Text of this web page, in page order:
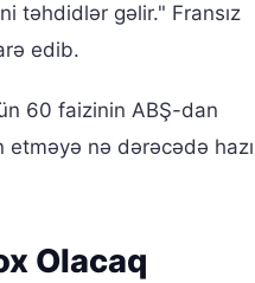
təhdidlər gəlir." Fransız
edib.
60 faizinin ABŞ-dan
nə dərəcədə
Olacaq